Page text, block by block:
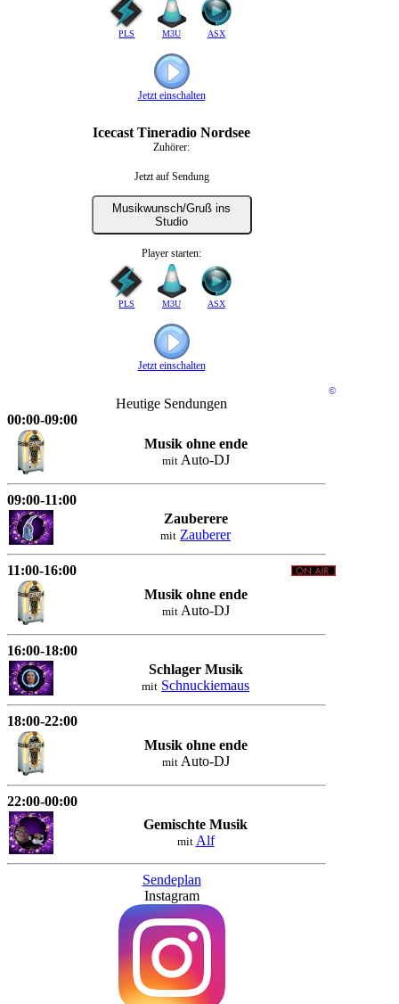
PLS M3U ASX
Jetzt einschalten
Icecast Tineradio Nordsee
Zuhörer:
Jetzt auf Sendung
Musikwunsch/Gruß ins
Studio
Player starten:
PLS M3U ASX
Jetzt einschalten
©
Heutige Sendungen
00:00-09:00
Musik ohne ende
mitAuto-DJ
09:00-11:00
Zauberere
mit Zauberer
11:00-16:00
Musik ohne ende
mitAuto-DJ
16:00-18:00
Schlager Musik
mit Schnuckiemaus
18:00-22:00
Musik ohne ende
mitAuto-DJ
22:00-00:00
Gemischte Musik
mit Alf
Sendeplan
Instagram